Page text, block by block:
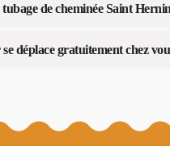
de cheminée Saint Hernin
déplace gratuitement chez